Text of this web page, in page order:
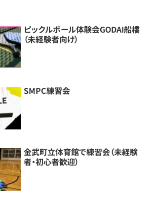
ピックルボール体験会GODAI船橋
（未経験者向け）
SMPC練習会
金武町立体育館で練習会（未経験
者・初心者歓迎）